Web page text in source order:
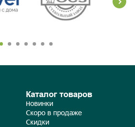
Каталог товаров
Новинки
Скоро в продаже
Скидки